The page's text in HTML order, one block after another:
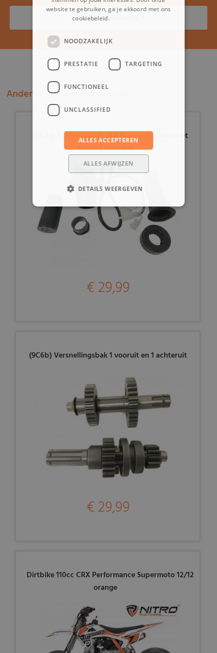
Onze showrooms >
Andere klanten bekeken ook:
(4A3a) Gashendelset 24V Eco minicrosser met
batterij indicatie
€ 29,99
(9C6b) Versnellingsbak 1 vooruit en 1 achteruit
€ 29,99
Dirtbike 110cc CRX Performance Supermoto 12/12
orange
website te gebruiken, ga je akkoord met ons
cookiebeleid.
NOODZAKELIJK
PRESTATIE TARGETING
FUNCTIONEEL
UNCLASSIFIED
ALLES ACCEPTEREN
ALLES AFWIJZEN
DETAILS WEERGEVEN